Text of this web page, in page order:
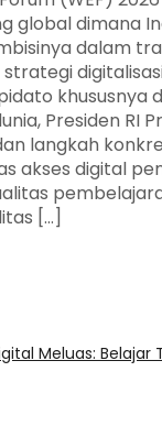
global dimana
dalam
khususnya
Presiden RI
langkah
akses digital
[…]
Meluas: Belajar